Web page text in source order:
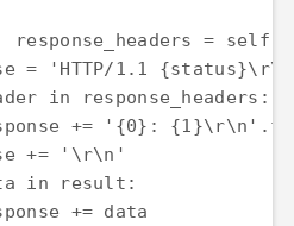
response_headers =
= 'HTTP/1.1
in response_headers:
+= '{0}:
+= '\r\n'
in result:
+= data